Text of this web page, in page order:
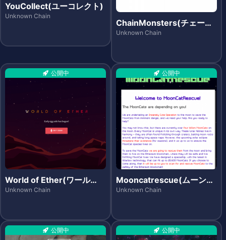
YouCollect(ユーコレクト)
Unknown Chain
ChainMonsters(チェーン
モンスターズ)
Unknown Chain
公開中
World of Ether(ワール
ド・オブ・イーサ)
Unknown Chain
公開中
Mooncatrescue(ムーンキ
ャットレスキュー)
Unknown Chain
公開中 公開中